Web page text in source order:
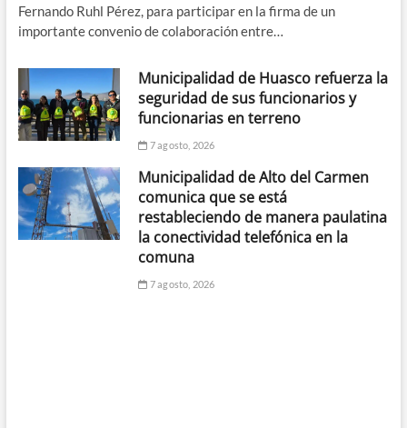
Fernando Ruhl Pérez, para participar en la firma de un
importante convenio de colaboración entre…
Municipalidad de Huasco refuerza la
seguridad de sus funcionarios y
funcionarias en terreno
7 agosto, 2026
Municipalidad de Alto del Carmen
comunica que se está
restableciendo de manera paulatina
la conectividad telefónica en la
comuna
7 agosto, 2026